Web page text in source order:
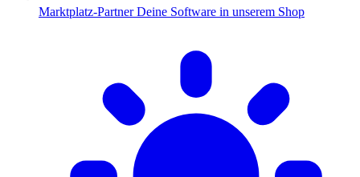
Marktplatz-Partner Deine Software in unserem Shop